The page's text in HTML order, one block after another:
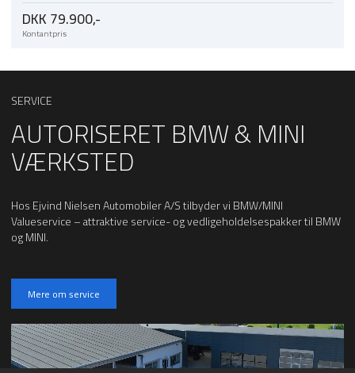
DKK 79.900,-
Kontantpris
SERVICE
AUTORISERET BMW & MINI
VÆRKSTED
Hos Ejvind Nielsen Automobiler A/S tilbyder vi BMW/MINI
Valueservice – attraktive service- og vedligeholdelsespakker til BMW
og MINI.
Mere om service